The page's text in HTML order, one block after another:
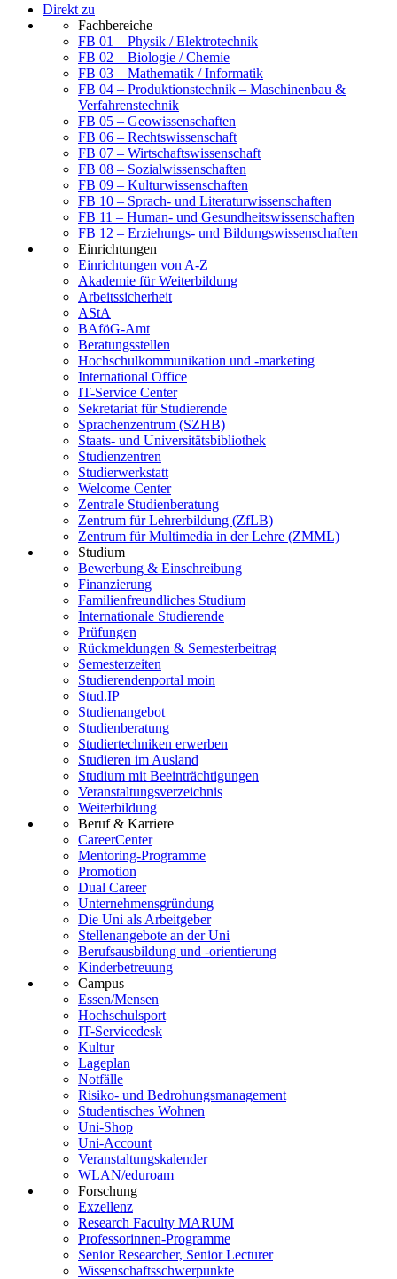
Direkt zu
Fachbereiche
FB 01 – Physik / Elektrotechnik
FB 02 – Biologie / Chemie
FB 03 – Mathematik / Informatik
FB 04 – Produktionstechnik – Maschinenbau &
Verfahrenstechnik
FB 05 – Geowissenschaften
FB 06 – Rechtswissenschaft
FB 07 – Wirtschaftswissenschaft
FB 08 – Sozialwissenschaften
FB 09 – Kulturwissenschaften
FB 10 – Sprach- und Literaturwissenschaften
FB 11 – Human- und Gesundheitswissenschaften
FB 12 – Erziehungs- und Bildungswissenschaften
Einrichtungen
Einrichtungen von A-Z
Akademie für Weiterbildung
Arbeitssicherheit
AStA
BAföG-Amt
Beratungsstellen
Hochschulkommunikation und -marketing
International Office
IT-Service Center
Sekretariat für Studierende
Sprachenzentrum (SZHB)
Staats- und Universitätsbibliothek
Studienzentren
Studierwerkstatt
Welcome Center
Zentrale Studienberatung
Zentrum für Lehrerbildung (ZfLB)
Zentrum für Multimedia in der Lehre (ZMML)
Studium
Bewerbung & Einschreibung
Finanzierung
Familienfreundliches Studium
Internationale Studierende
Prüfungen
Rückmeldungen & Semesterbeitrag
Semesterzeiten
Studierendenportal moin
Stud.IP
Studienangebot
Studienberatung
Studiertechniken erwerben
Studieren im Ausland
Studium mit Beeinträchtigungen
Veranstaltungsverzeichnis
Weiterbildung
Beruf & Karriere
CareerCenter
Mentoring-Programme
Promotion
Dual Career
Unternehmensgründung
Die Uni als Arbeitgeber
Stellenangebote an der Uni
Berufsausbildung und -orientierung
Kinderbetreuung
Campus
Essen/Mensen
Hochschulsport
IT-Servicedesk
Kultur
Lageplan
Notfälle
Risiko- und Bedrohungsmanagement
Studentisches Wohnen
Uni-Shop
Uni-Account
Veranstaltungskalender
WLAN/eduroam
Forschung
Exzellenz
Research Faculty MARUM
Professorinnen-Programme
Senior Researcher, Senior Lecturer
Wissenschaftsschwerpunkte